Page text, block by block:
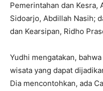
Pemerintahan dan Kesra,
Sidoarjo, Abdillah Nasih;
dan Kearsipan, Ridho
Yudhi mengatakan,
wisata yang dapat
Dia mencontohkan, ada